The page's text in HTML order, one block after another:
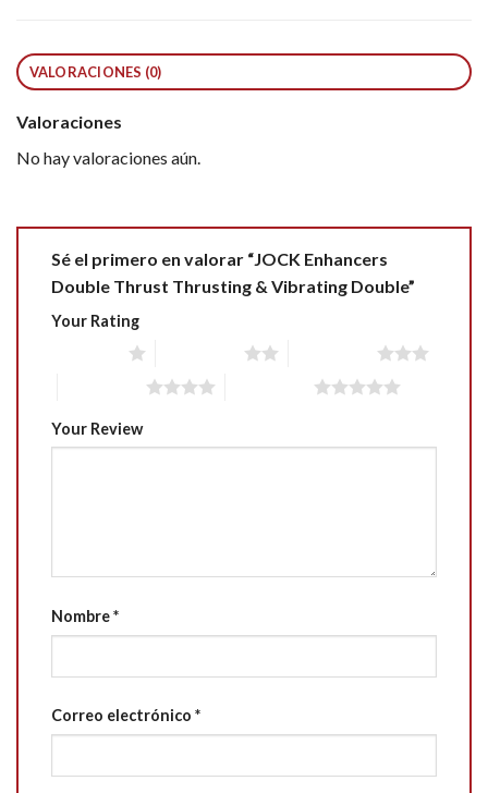
VALORACIONES (0)
Valoraciones
No hay valoraciones aún.
Sé el primero en valorar “JOCK Enhancers
Double Thrust Thrusting & Vibrating Double”
Your Rating
Your Review
Nombre*
Correo electrónico *